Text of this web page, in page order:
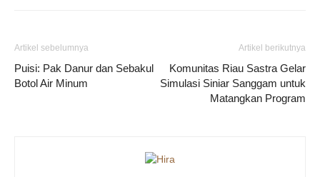
Artikel sebelumnya
Puisi: Pak Danur dan Sebakul
Botol Air Minum
Artikel berikutnya
Komunitas Riau Sastra Gelar
Simulasi Siniar Sanggam untuk
Matangkan Program